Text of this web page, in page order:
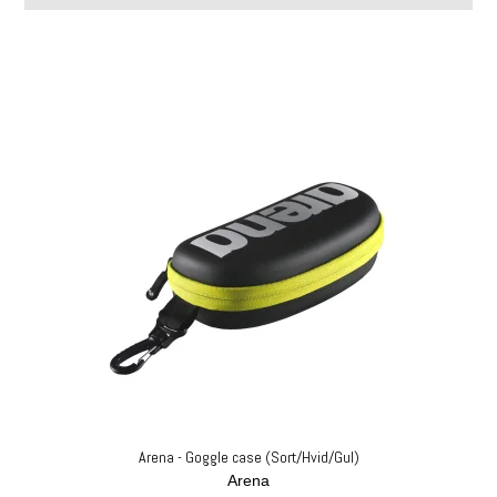
Arena - Goggle case (Sort/Hvid/Gul)
Arena